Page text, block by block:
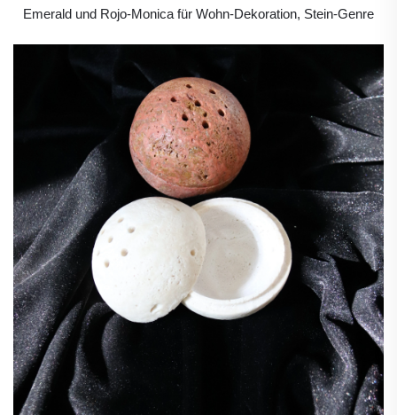
Emerald und Rojo-Monica für Wohn-Dekoration, Stein-Genre